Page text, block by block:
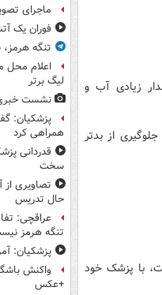
زیادی آب و
از بدتر
با پزشک خود
ماجرای
فوران یک
تنگه هرمز،
اعلام محل
لیگ برتر
نشست خبری
پزشکیان:
همراهی کرد
قدردانی
سخت
تصاویری
حال تدریس
عراقچی:
تنگه هرمز
پزشکیان:
واکنش
+عکس